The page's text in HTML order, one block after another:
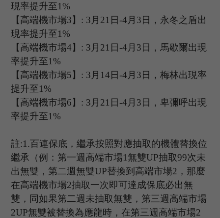
現率提升至1%
【高端機市場3】 : 3 月 21 日-4 月 3日， 永冬之盾出
現率提升至1%
【高端機市場4】 : 3 月 21 日-4 月 3日， 馬歇爾出現
率提升至1%
【高端機市場5】 : 3 月 14日-4 月 3日，梅林出現率
提升至1%
【高端機市場6】 : 3 月 21 日-4 月 3日，卑彌呼出現
率提升至1%
註:1.百連保底，繼承按照對應抽取的機體替換位
繼承（例：第一週高端市場1 無雙UP抽取99次未
出無雙，第二週無雙UP替換到高端市場2 ，那麼
在高端機市場2抽取一次即可達成保底必出無
雙，同如果第二週未抽取無雙，第三週高端市場
2UP無雙被替換為應龍時，在第三週高端市場2